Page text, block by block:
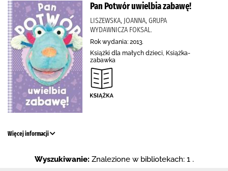
Pan Potwór uwielbia zabawę!
LISZEWSKA, JOANNA, GRUPA
WYDAWNICZA FOKSAL.
Rok wydania: 2013.
Książki dla małych dzieci, Książka-
zabawka
Więcej informacji
Wyszukiwanie: Znalezione w bibliotekach: 1 .